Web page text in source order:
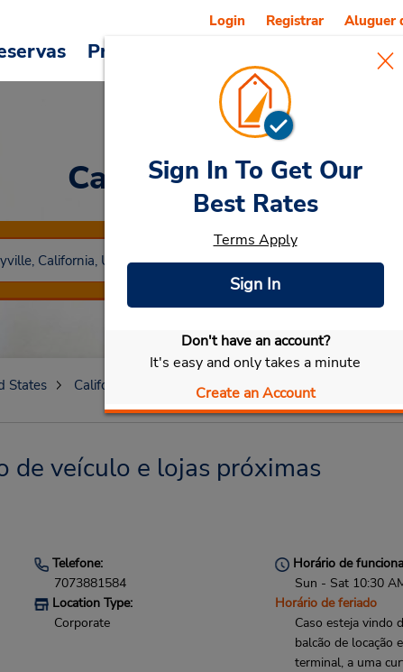
Promoções Veículos e serviços
Login Registrar Aluguer
Car Rental
Selecionar meu carro
Sign In To Get Our
Best Rates
Terms Apply
Sign In
Don't have an account?
It's easy and only takes a minute
Create an Account
States California Mckinleyville
de veículo e lojas próximas
Telefone:
7073881584
Location Type:
Corporate
Horário de
Sun - Sat 10:30
Horário de feriado
Caso esteja vindo
balcão de locação
terminal, a uma